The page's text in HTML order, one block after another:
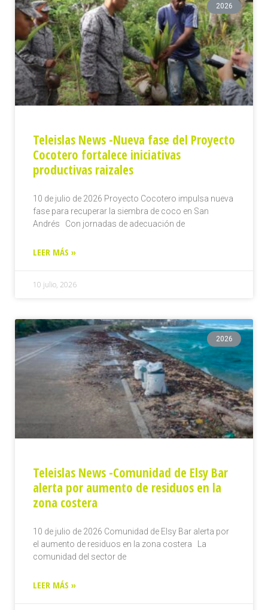
2026
Teleislas News -Nueva fase del Proyecto
Cocotero fortalece iniciativas
productivas raizales
10 de julio de 2026 Proyecto Cocotero impulsa nueva
fase para recuperar la siembra de coco en San
Andrés Con jornadas de adecuación de
LEER MÁS »
10 julio, 2026
2026
Teleislas News -Comunidad de Elsy Bar
alerta por aumento de residuos en la
zona costera
10 de julio de 2026 Comunidad de Elsy Bar alerta por
el aumento de residuos en la zona costera La
comunidad del sector de
LEER MÁS »